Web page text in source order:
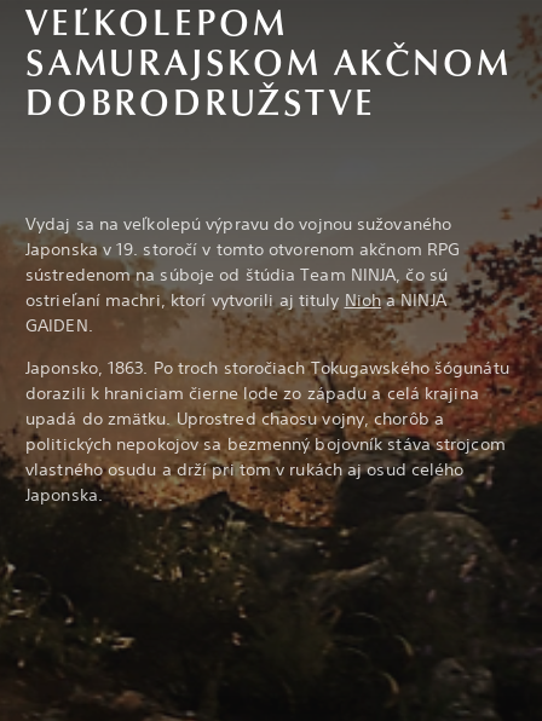
VEĽKOLEPOM
SAMURAJSKOM AKČNOM
DOBRODRUŽSTVE
Vydaj sa na veľkolepú výpravu do vojnou sužovaného
Japonska v 19. storočí v tomto otvorenom akčnom RPG
sústredenom na súboje od štúdia Team NINJA, čo sú
ostrieľaní machri, ktorí vytvorili aj tituly Nioha NINJA
GAIDEN.
Japonsko, 1863. Po troch storočiach Tokugawského šógunátu
dorazili k hraniciam čierne lode zo západu a celá krajina
upadá do zmätku. Uprostred chaosu vojny, chorôb a
politických nepokojov sa bezmenný bojovník stáva strojcom
vlastného osudu a drží pri tom v rukách aj osud celého
Japonska.